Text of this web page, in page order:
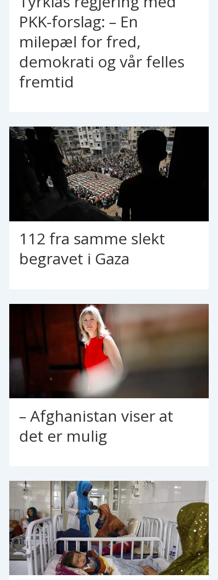
PKK-forslag: – En
milepæl for fred,
demokrati og vår felles
fremtid
112 fra samme slekt
begravet i Gaza
– Afghanistan viser at
det er mulig